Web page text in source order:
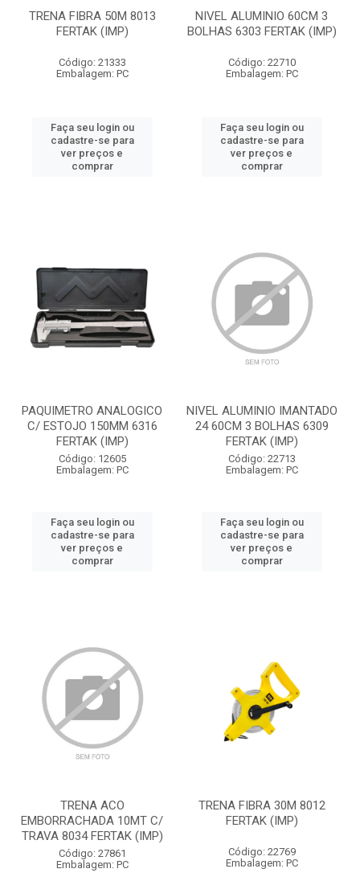
TRENA FIBRA 50M 8013
FERTAK (IMP)
Código: 21333
Embalagem: PC
Faça seu login ou
cadastre-se para
ver preços e
comprar
NIVEL ALUMINIO 60CM 3
BOLHAS 6303 FERTAK (IMP)
Código: 22710
Embalagem: PC
Faça seu login ou
cadastre-se para
ver preços e
comprar
PAQUIMETRO ANALOGICO
C/ ESTOJO 150MM 6316
FERTAK (IMP)
Código: 12605
Embalagem: PC
Faça seu login ou
cadastre-se para
ver preços e
comprar
NIVEL ALUMINIO IMANTADO
24 60CM 3 BOLHAS 6309
FERTAK (IMP)
Código: 22713
Embalagem: PC
Faça seu login ou
cadastre-se para
ver preços e
comprar
TRENA ACO
EMBORRACHADA 10MT C/
TRAVA 8034 FERTAK (IMP)
Código: 27861
Embalagem: PC
TRENA FIBRA 30M 8012
FERTAK (IMP)
Código: 22769
Embalagem: PC